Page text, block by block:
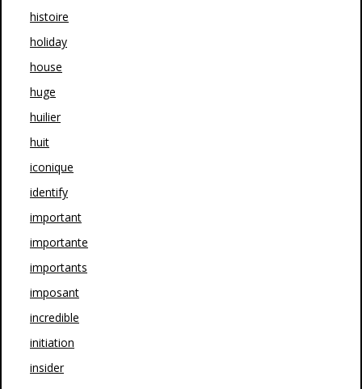
histoire
holiday
house
huge
huilier
huit
iconique
identify
important
importante
importants
imposant
incredible
initiation
insider